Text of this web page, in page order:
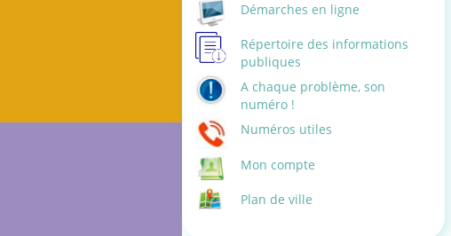
Démarches en ligne
Répertoire des informations
publiques
A chaque problème, son
numéro !
Numéros utiles
Mon compte
Plan de ville